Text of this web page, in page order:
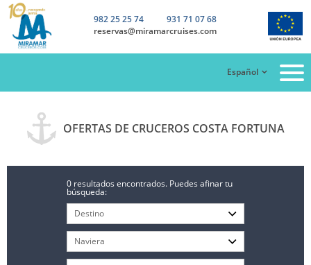
982 25 25 74
931 71 07 68
reservas@miramarcruises.com
Español
OFERTAS DE CRUCEROS COSTA FORTUNA
0 resultados encontrados. Puedes afinar tu
búsqueda: